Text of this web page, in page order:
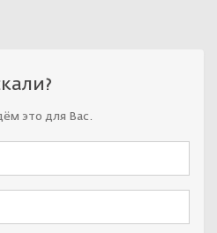
это для Вас.